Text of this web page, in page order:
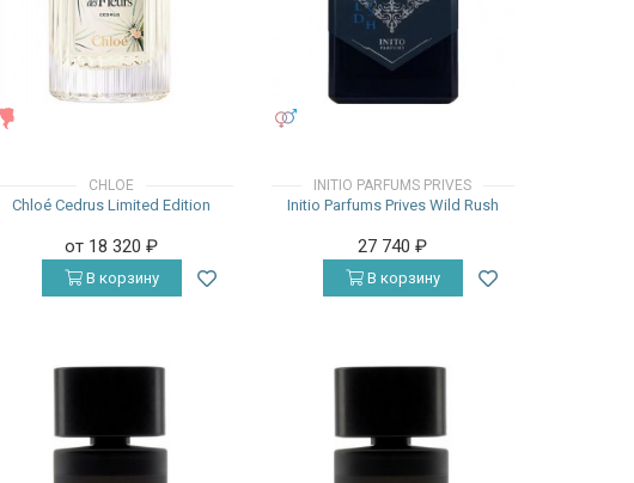
CHLOE
Chloé Cedrus Limited Edition
от 18 320₽
В корзину
INITIO PARFUMS PRIVES
Initio Parfums Prives Wild Rush
27 740₽
В корзину